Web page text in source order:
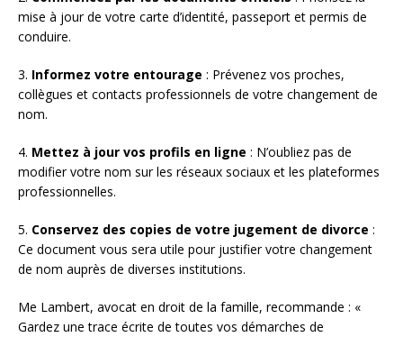
mise à jour de votre carte d’identité, passeport et permis de
conduire.
3. Informez votre entourage : Prévenez vos proches,
collègues et contacts professionnels de votre changement de
nom.
4. Mettez à jour vos profils en ligne : N’oubliez pas de
modifier votre nom sur les réseaux sociaux et les plateformes
professionnelles.
5. Conservez des copies de votre jugement de divorce :
Ce document vous sera utile pour justifier votre changement
de nom auprès de diverses institutions.
Me Lambert, avocat en droit de la famille, recommande : «
Gardez une trace écrite de toutes vos démarches de